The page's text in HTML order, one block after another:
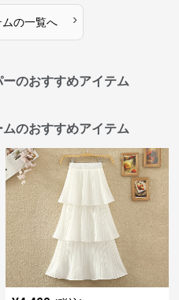
の一覧へ ›
のおすすめアイテム
のおすすめアイテム